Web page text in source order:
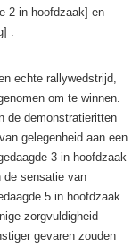
2 in hoofdzaak] en
.
echte rallywedstrijd,
om te winnen.
de demonstratieritten
gelegenheid aan een
3 in hoofdzaak
de sensatie van
5 in hoofdzaak
zorgvuldigheid
gevaren zouden